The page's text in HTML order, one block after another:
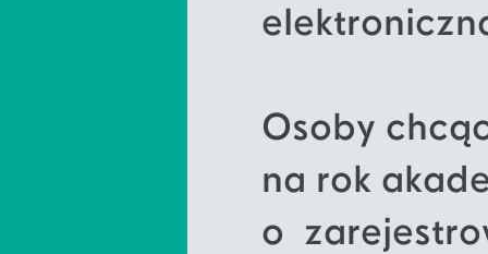
Osoby
na rok
o